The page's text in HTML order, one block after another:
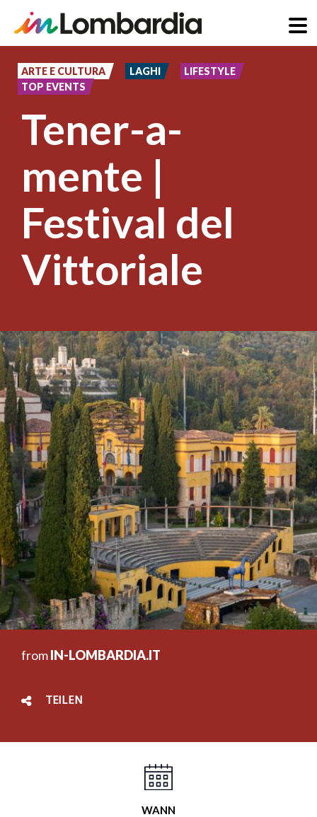
zum
Inhalt
ARTE E CULTURA LAGHI
LIFESTYLE
TOP EVENTS
Tener-a-
mente |
Festival del
Vittoriale
fromIN-LOMBARDIA.IT
TEILEN
WANN